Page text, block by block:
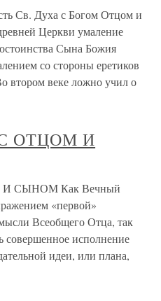
Св. Духа с Богом Отцом и
Церкви умаление
Сына Божия
со стороны еретиков
втором веке ложно учил о
ОТЦОМ И
СЫНОМ Как Вечный
«первой»
Всеобщего Отца, так
совершенное исполнение
идеи, или плана,